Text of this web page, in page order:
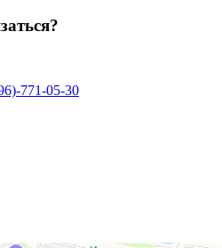
771-05-30